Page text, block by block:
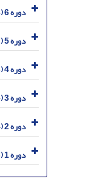
دوره 6 (1398)
دوره 5 (1397)
دوره 4 (1396)
دوره 3 (1395)
دوره 2 (1394)
دوره 1 (1393)